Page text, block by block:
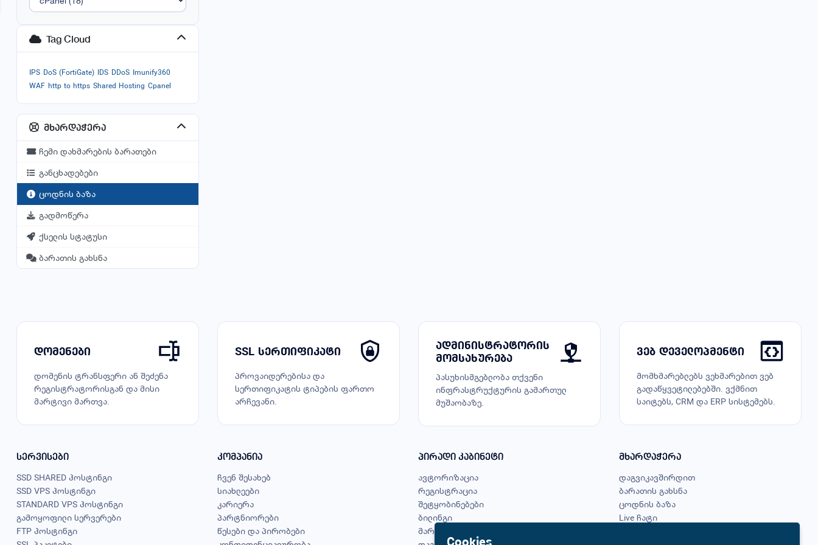
Tag Cloud
IPS DoS (FortiGate) IDS DDoS Imunify360
WAF http to https Shared Hosting Cpanel
მხარდაჭერა
ჩემი დახმარების ბარათები
განცხადებები
ცოდნის ბაზა
გადმოწერა
ქსელის სტატუსი
ბარათის გახსნა
დომენები
დომენის ტრანსფერი ან შეძენა
რეგისტრატორისგან და მისი
მარტივი მართვა.
SSL სერთიფიკატი
პროვაიდერებისა და
სერთიფიკატის ტიპების ფართო
არჩევანი.
ადმინისტრატორის
მომსახურება
პასუხისმგებლობა თქვენი
ინფრასტრუქტურის გამართულ
მუშაობაზე.
ვებ დეველოპმენტი
მომხმარებლებს ვეხმარებით ვებ
გადაწყვეტილებებში. ვქმნით
საიტებს, CRM და ERP სისტემებს.
სერვისები
SSD SHARED ჰოსტინგი
SSD VPS ჰოსტინგი
STANDARD VPS ჰოსტინგი
გამოყოფილი სერვერები
FTP ჰოსტინგი
კომპანია
ჩვენ შესახებ
სიახლეები
კარიერა
პარტნიორები
წესები და პირობები
პირადი კაბინეტი
ავტორიზაცია
რეგისტრაცია
შეტყობინებები
ბილინგი
მართვის პანელი
მხარდაჭერა
დაგვიკავშირდით
ბარათის გახსნა
ცოდნის ბაზა
Live ჩატი
Cookies